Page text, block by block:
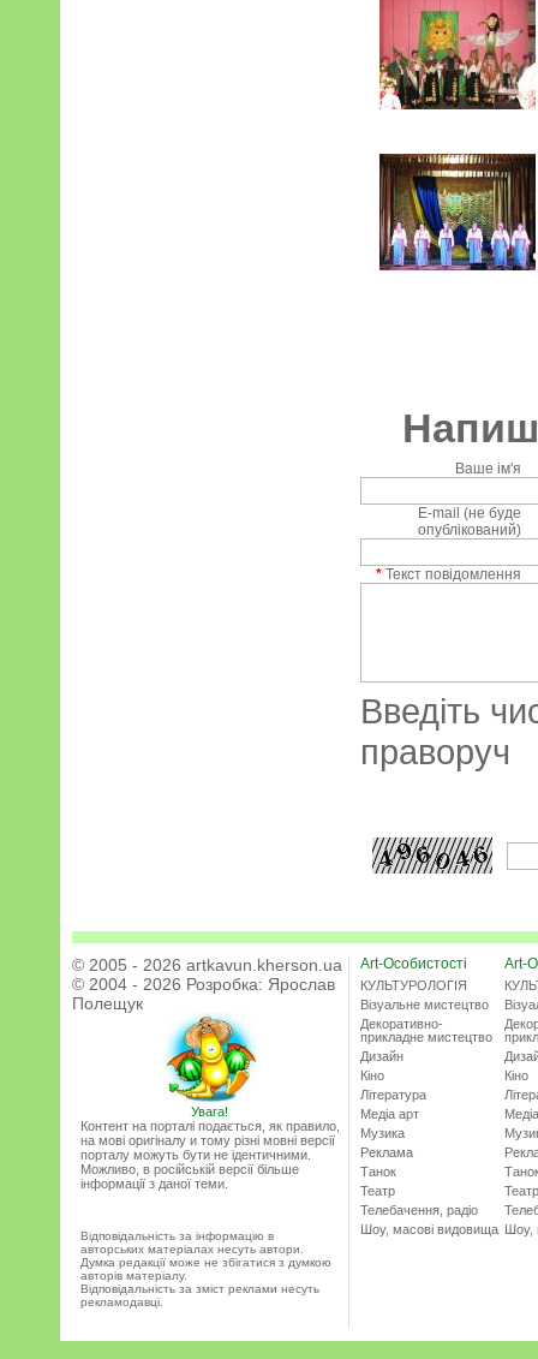
Ваше ім'я
E-mail (не буде
опублікований)
* Текст повідомлення
Введіть
праворуч
© 2005 - 2026 artkavun.kherson.ua
© 2004 - 2026 Розробка: Ярослав
Полещук
Увага!
Контент на порталі подається, як правило,
на мові оригіналу и тому різні мовні версії
порталу можуть бути не ідентичними.
Можливо, в російській версії більше
інформації з даної теми.
Відповідальність за інформацію в
авторських матеріалах несуть автори.
Думка редакції може не збігатися з думкою
авторів матеріалу.
Відповідальність за зміст реклами несуть
рекламодавці.
Art-Особистості
КУЛЬТУРОЛОГІЯ
Візуальне мистецтво
Декоративно-
прикладне мистецтво
Дизайн
Кіно
Література
Медіа арт
Музика
Реклама
Танок
Театр
Телебачення, радіо
Шоу, масові видовища
Art-
Кіно
Театр
Шоу,